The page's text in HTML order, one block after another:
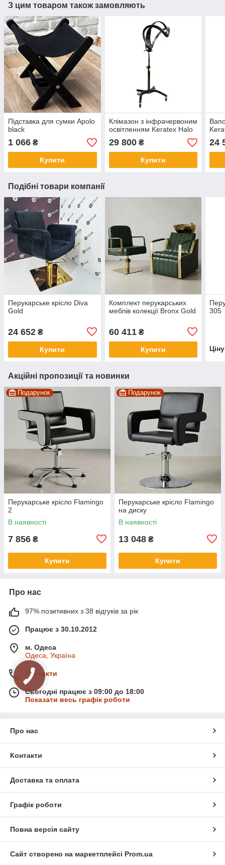
З цим товаром також замовляють
Підставка для сумки Apolo
black
1 066 ₴
Купити
Клімазон з інфрачервоним
освітленням Keratex Halo
29 800₴
Купити
24
Подібні товари компанії
Перукарське крісло Diva
Gold
24 652 ₴
Купити
Комплект перукарських
меблів колекції Bronx Gold
60 411₴
Купити
305
Акційні пропозиції та новинки
Подарунок
Перукарське крісло Flamingo
2
В наявності
7 856 ₴
Купити
Подарунок
Перукарське крісло Flamingo
на диску
В наявності
13 048 ₴
Купити
Про нас
97% позитивних з 38 відгуків за рік
Працює з 30.10.2012
м. Одеса
Одеса, Україна
Контакти
Сьогодні працює з 09:00 до 18:00
Показати весь графік роботи
Про нас
Контакти
Доставка та оплата
Графік роботи
Повна версія сайту
Сайт створено на маркетплейсі Prom.ua